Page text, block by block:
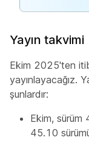
Yayın takvimi
Ekim 2025'ten
yayınlayacağız.
şunlardır:
Ekim,
45.10